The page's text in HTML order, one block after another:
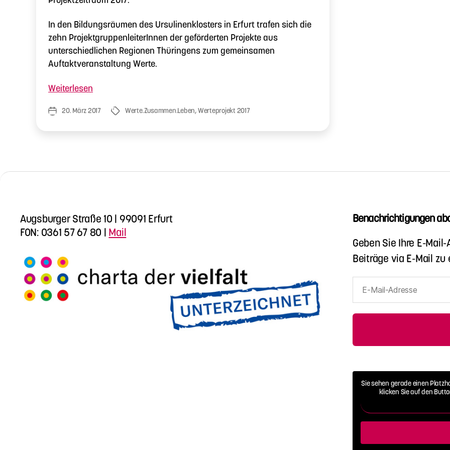
In den Bildungsräumen des Ursulinenklosters in Erfurt trafen sich die
zehn ProjektgruppenleiterInnen der geförderten Projekte aus
unterschiedlichen Regionen Thüringens zum gemeinsamen
Auftaktveranstaltung Werte.
Weiterlesen
Zusammen.
Leben
Veröffentlichungsdatum
20. März 2017 Schlagwörter
Werte.Zusammen.Leben,Werteprojekt 2017
Augsburger Straße 10 | 99091 Erfurt
FON: 0361 57 67 80 | Mail
Benachrichtigungen
Geben Sie Ihre E-
Beiträge via E-Mail zu
Mail-
Sie sehen gerade einen
klicken Sie auf den